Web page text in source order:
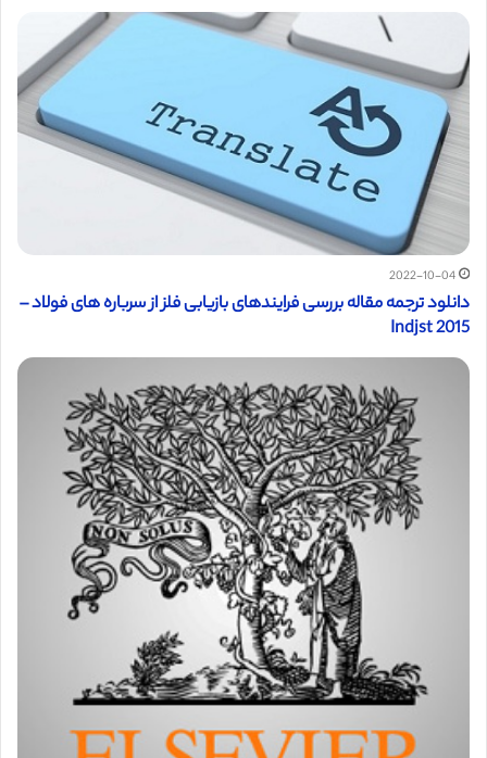
2022-10-04
دانلود ترجمه مقاله بررسی فرایندهای بازیابی فلز از سرباره های فولاد –
Indjst 2015